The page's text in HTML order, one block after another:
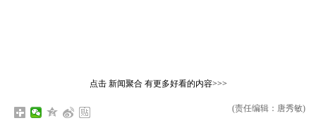
点击 新闻聚合有更多好看的内容>>>
(责任编辑：唐秀敏)